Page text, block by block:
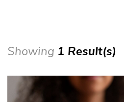
Showing 1 Result(s)